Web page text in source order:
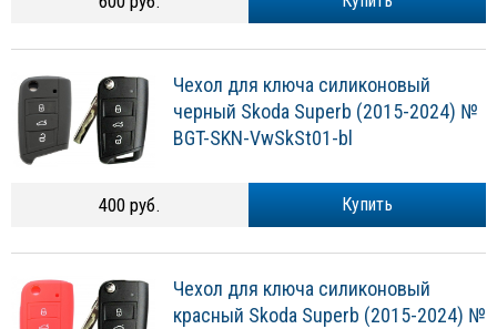
Чехол для ключа силиконовый
черный Skoda Superb (2015-2024) №
BGT-SKN-VwSkSt01-bl
Купить
400 руб.
Чехол для ключа силиконовый
красный Skoda Superb (2015-2024) №